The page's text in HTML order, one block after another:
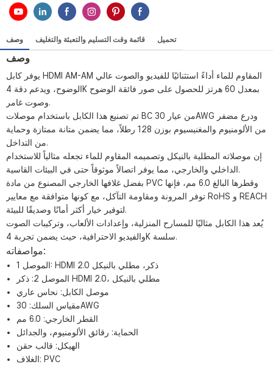
وصف قائمة وقت التسليم والتعبئة والتغليف تحميل
وصف
يوفر كابل HDMI AM-AM المقاوم للماء أداءً استثنائيًا للفيديو والصوت عالي
الوضوح، ويدعم دقة 4K بمعدل 60 هرتز للحصول على صور فائقة الوضوح
وصوت غامر.
تم تصنيع هذا الكابل باستخدام موصلات BC من عيار 30AWG ودرع مضفر
من الألومنيوم والمغنيسيوم بوزن 128 رطلاً، مما يضمن متانة ممتازة وحماية
من التداخل.
إن موصلاته المطلية بالنيكل وتصميمه المقاوم للماء تجعله مثالياً للاستخدام
الداخلي والخارجي، مما يوفر اتصالاً موثوقاً حتى في البيئات القاسية.
بفضل غلافها الخارجي المصنوع من مادة PVC وقطرها البالغ 6.0 مم، فإنها
توفر المرونة ومقاومة التآكل، مع كونها متوافقة مع معايير RoHS و REACH
لتوفير خيار أكثر أمانًا وصديقًا للبيئة.
يُعد هذا الكابل مثاليًا للمسارح المنزلية، وإعدادات الألعاب، وتركيبات الصوت
والفيديو الاحترافية، حيث يضمن تجربة 4K سلسة.
مواصفاته:
الموصل 1: HDMI 2.0 ذكر، مطلي بالنيكل
الموصل 2: ​​ذكر HDMI 2.0، مطلي بالنيكل
موصل الكابل: نحاس عاري
مقياس السلك: 30AWG
القطر الخارجي: 6.0 مم
الحماية: رقائق الألومنيوم، والجدائل
الهيكل: قالب حقن
الغلاف: PVC